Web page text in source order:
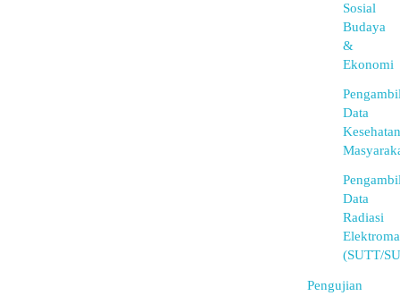
Sosial
Budaya
&
Ekonomi
Data
Kesehatan
Data
Radiasi
(SUTT/
Pengujian